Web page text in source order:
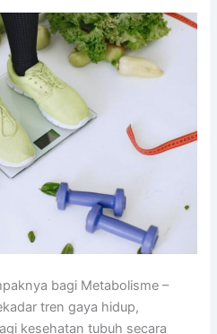
bagi Metabolisme –
tren gaya hidup,
kesehatan tubuh secara